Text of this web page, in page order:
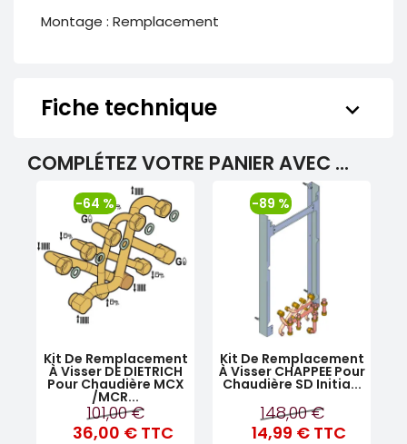
Montage : Remplacement
Fiche technique keyboard_arrow_down
COMPLÉTEZ VOTRE PANIER AVEC ...
Kit De Remplacement
À Visser DE DIETRICH
Pour Chaudière MCX
/MCR...
101,00 €
36,00 € TTC
-64 %
Kit De Remplacement
À Visser CHAPPEE Pour
Chaudière SD Initia...
148,00 €
14,99 € TTC
-89 %